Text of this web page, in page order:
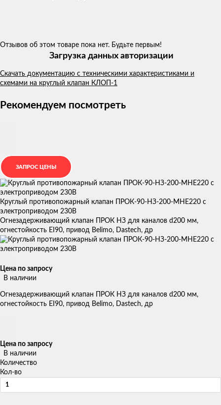
Отзывов об этом товаре пока нет. Будьте первым!
Загрузка данных авторизации
Скачать документацию с техническими характеристиками и
схемами на круглый клапан КЛОП-1
Рекомендуем посмотреть
Круглый противопожарный клапан ПРОК-90-НЗ-200-МНЕ220 с
электроприводом 230В
Огнезадерживающий клапан ПРОК НЗ для каналов d200 мм,
огнестойкость EI90, привод Belimo, Dastech, др
Цена по запросу
В наличии
Огнезадерживающий клапан ПРОК НЗ для каналов d200 мм,
огнестойкость EI90, привод Belimo, Dastech, др
Цена по запросу
В наличии
Количество
Кол-во